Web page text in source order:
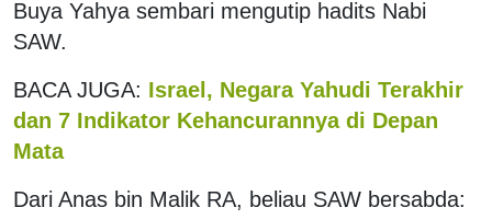
Buya Yahya sembari mengutip hadits Nabi
SAW.
BACA JUGA: Israel, Negara Yahudi Terakhir
dan 7 Indikator Kehancurannya di Depan
Mata
Dari Anas bin Malik RA, beliau SAW bersabda: